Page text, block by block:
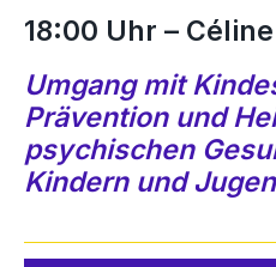
18:00 Uhr –
Umgang mit
Prävention und
psychischen
Kindern und